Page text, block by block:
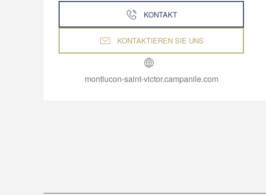
KONTAKT
KONTAKTIEREN SIE UNS
montlucon-saint-victor.campanile.com